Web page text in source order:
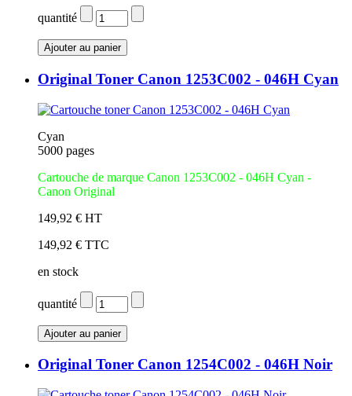
quantité
Original Toner Canon 1253C002 - 046H Cyan
Cyan
5000 pages
Cartouche de marque Canon 1253C002 - 046H Cyan -
Canon Original
149,92 € HT
149,92 € TTC
en stock
quantité
Original Toner Canon 1254C002 - 046H Noir